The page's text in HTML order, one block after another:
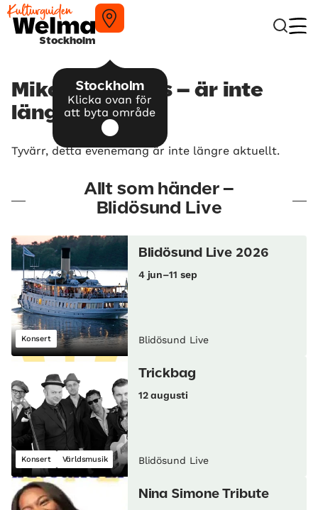
Stockholm
Stockholm
Klicka ovan för
att byta område
Mikael Rickfors – är inte
längre aktuellt
Tyvärr, detta evenemang är inte längre aktuellt.
Allt som händer –
Blidösund Live
Konsert
Blidösund Live 2026
4 jun–11 sep
Blidösund Live
Konsert Världsmusik
Trickbag
12 augusti
Blidösund Live
Nina Simone Tribute